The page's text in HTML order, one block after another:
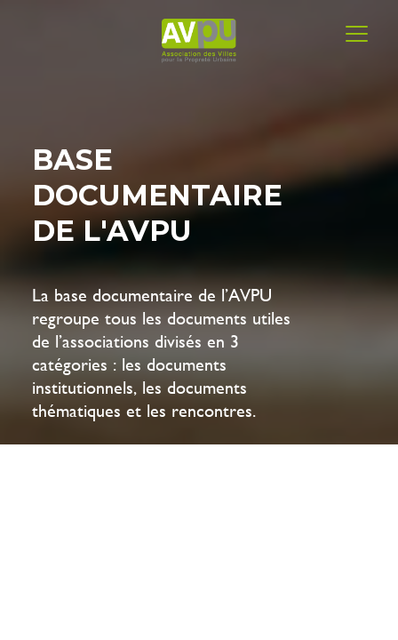
BASE
DOCUMENTAIRE
DE L'AVPU
La base documentaire de l’AVPU
regroupe tous les documents utiles
de l’associations divisés en 3
catégories : les documents
institutionnels, les documents
thématiques et les rencontres.